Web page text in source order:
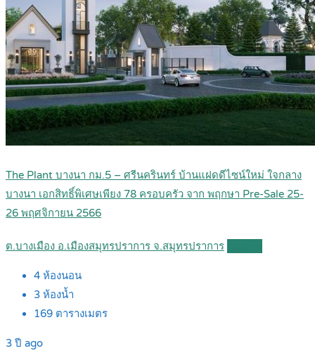
The Plant บางนา กม.5 – ศรีนครินทร์ บ้านแฝดดีไซน์ใหม่ ใจกลาง
บางนา เอกสิทธิ์พิเศษเพียง 78 ครอบครัว จาก พฤกษา Pre-Sale 25-
26 พฤศจิกายน 2566
ต.บางเมือง อ.เมืองสมุทรปราการ จ.สมุทรปราการ
4 ห้องนอน
3 ห้องน้ำ
169 ตารางเมตร
3 ปี ago